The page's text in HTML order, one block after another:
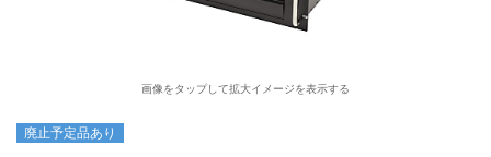
画像をタップして拡大イメージを表示する
廃止予定品あり